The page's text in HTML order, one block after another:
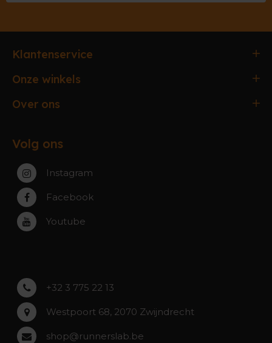
Klantenservice
Bestellen & Betalen
Service, Garantie & Reparatie
Onze winkels
Antwerpen
Paal-Beringen
Zwijndrecht
Rumst
Roeselare
Asse
Over ons
Werking winkels
Contact
Volg ons
Instagram
Facebook
Youtube
+32 3 775 22 13
Westpoort 68, 2070 Zwijndrecht
shop@runnerslab.be